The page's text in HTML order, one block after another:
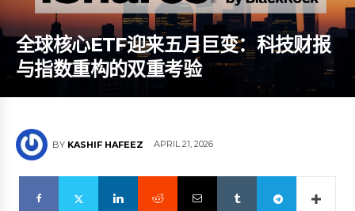
全球核心ETF迎来五月巨变：科技财报
与指数重构的双重考验
BY KASHIF HAFEEZ APRIL 21, 2026